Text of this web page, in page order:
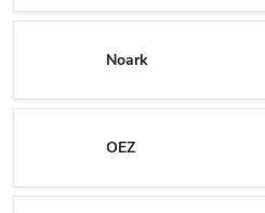
Noark
OEZ